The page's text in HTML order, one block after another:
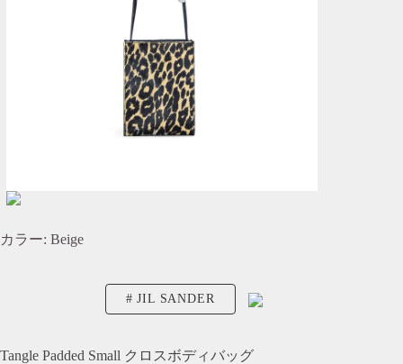
カラー: Beige
JIL SANDER
Tangle Padded Small クロスボディバッグ